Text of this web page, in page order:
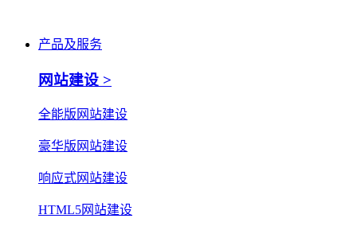
产品及服务
网站建设 >
全能版网站建设
豪华版网站建设
响应式网站建设
HTML5网站建设